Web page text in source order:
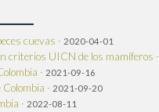
cuevas · 2020-04-01
criterios UICN de los mamíferos ·
· 2021-09-16
· 2021-09-20
· 2022-08-11